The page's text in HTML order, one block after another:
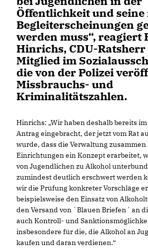
Öffentlichkeit und seine
Begleiterscheinungen
werden muss“, reagiert
Hinrichs, CDU-
Mitglied im
die von der Polizei
Missbrauchs- und
Kriminalitätszahlen.
Hinrichs: „Wir haben deshalb bereits
Antrag eingebracht, der jetzt vom Rat
wurde, dass die Verwaltung
Einrichtungen ein Konzept erarbeitet,
von Jugendlichen zu Alkohol
zumindest deutlich erschwert werden
wir die Prüfung konkreter Vorschläge
beispielsweise den Einsatz von
den Versand von `Blauen Briefen´ an
auch Kontroll- und
insbesondere für die, die Alkohol an
kaufen und daran verdienen.“